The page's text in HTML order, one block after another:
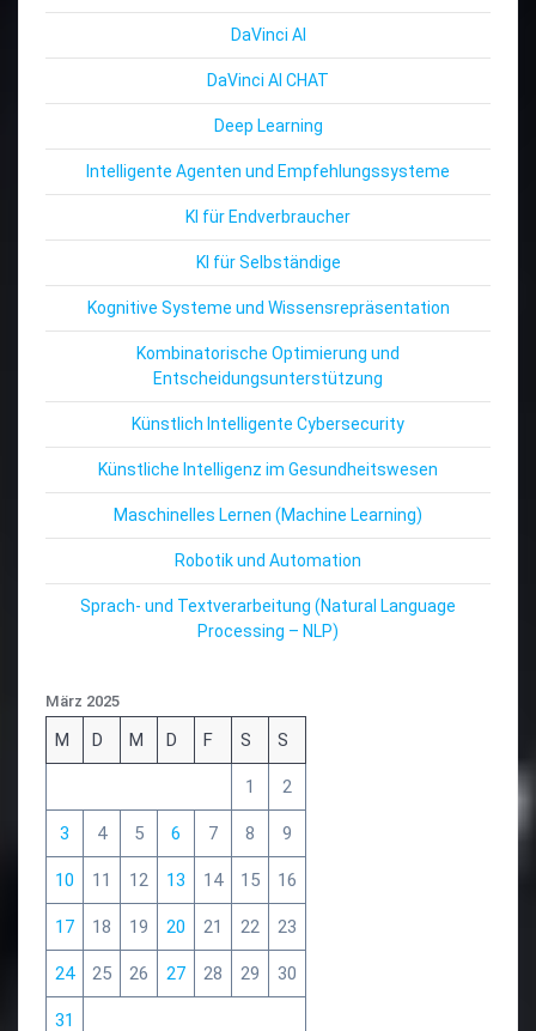
DaVinci AI
DaVinci AI CHAT
Deep Learning
Intelligente Agenten und Empfehlungssysteme
KI für Endverbraucher
KI für Selbständige
Kognitive Systeme und Wissensrepräsentation
Kombinatorische Optimierung und
Entscheidungsunterstützung
Künstlich Intelligente Cybersecurity
Künstliche Intelligenz im Gesundheitswesen
Maschinelles Lernen (Machine Learning)
Robotik und Automation
Sprach- und Textverarbeitung (Natural Language
Processing – NLP)
März 2025
M D M D F S S
1 2
3 4 5 6 7 8 9
10 11 12 13 14 15 16
17 18 19 20 21 22 23
24 25 26 27 28 29 30
31